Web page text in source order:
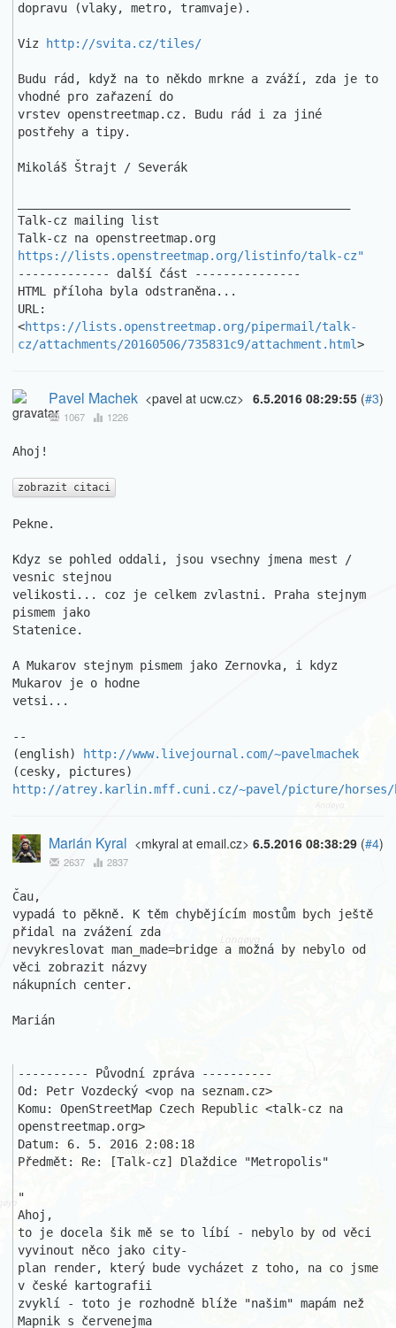
dopravu (vlaky, metro, tramvaje).
Viz http://svita.cz/tiles/
Budu rád, když na to někdo mrkne a zváží, zda je to
vhodné pro zařazení do
vrstev openstreetmap.cz. Budu rád i za jiné
postřehy a tipy.
Mikoláš Štrajt / Severák
Talk-cz mailing list
https://lists.openstreetmap.org/listinfo/talk-cz"
------------- další část ---------------
HTML příloha byla odstraněna...
URL:
<https://lists.openstreetmap.org/pipermail/talk-
cz/attachments/20160506/735831c9/attachment.html>
6.5.2016 08:29:55 (#3)
Pavel Machek <pavel at ucw.cz>
1067 1226
Ahoj!
zobrazit citaci
Pekne.
Kdyz se pohled oddali, jsou vsechny jmena mest /
vesnic stejnou
velikosti... coz je celkem zvlastni. Praha stejnym
pismem jako
Statenice.
A Mukarov stejnym pismem jako Zernovka, i kdyz
Mukarov je o hodne
vetsi...
--
(english)
http://www.livejournal.com/~pavelmachek
http://atrey.karlin.mff.cuni.cz/~pavel/picture/horses/
6.5.2016 08:38:29 (#4)
Marián Kyral <mkyral at email.cz>
2637 2837
Čau,
vypadá to pěkně. K těm chybějícím mostům bych ještě
přidal na zvážení zda
nevykreslovat man_made=bridge a možná by nebylo od
věci zobrazit názvy
nákupních center.
Marián
---------- Původní zpráva ----------
Od: Petr Vozdecký <vop na seznam.cz>
Komu: OpenStreetMap Czech Republic <talk-cz na
openstreetmap.org>
Datum: 6. 5. 2016 2:08:18
Předmět: Re: [Talk-cz] Dlaždice "Metropolis"
"
Ahoj,
to je docela šik mě se to líbí - nebylo by od věci
vyvinout něco jako city-
plan render, který bude vycházet z toho, na co jsme
v české kartografii
zvyklí - toto je rozhodně blíže "našim" mapám než
Mapnik s červenejma